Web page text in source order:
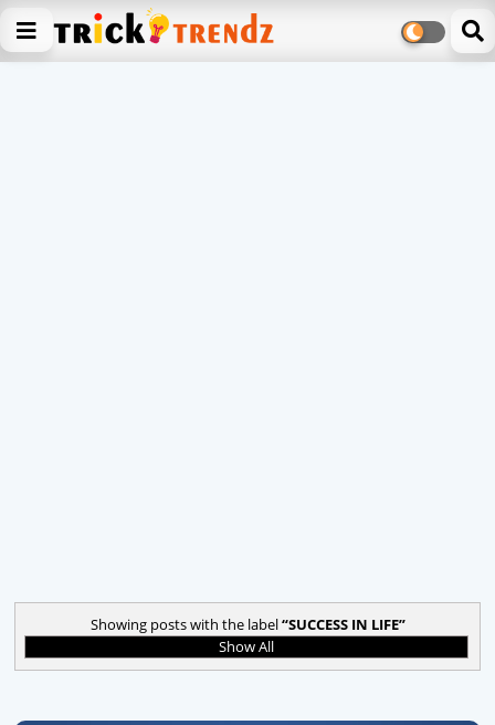
Showing posts with the label SUCCESS IN LIFE
Show All